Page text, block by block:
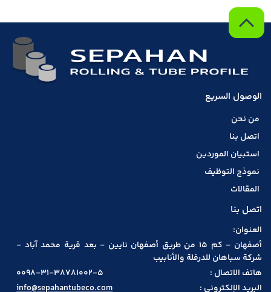
الوصول السريع
من نحن
اتصل بنا
استبيان الموردين
نموذج التوظيف
المقالات
اتصل بنا
العنوان:
أصفهان - كم 15 من طريق أصفهان نايين - بعد قرية محمد آباد -
شركة سباهان للدرفلة والأنابيب
هاتف الاتصال :
0098-31-38781002-5
البريد الإلكتروني :
info@sepahantubeco.com